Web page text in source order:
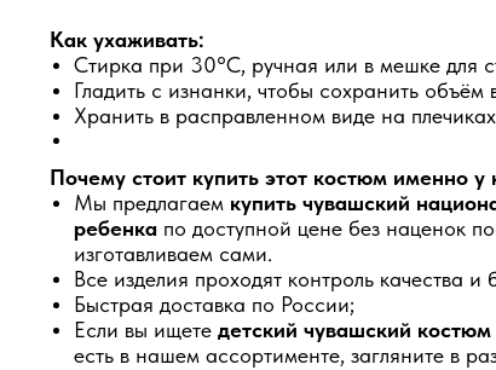
Как ухаживать:
Стирка при 30°C, ручная или в мешке для
Гладить с изнанки, чтобы сохранить объём
Хранить в расправленном виде на
Почему стоит купить этот костюм именно у
Мы предлагаем купить чувашский
ребенка по доступной цене без наценок
изготавливаем сами.
Все изделия проходят контроль качества и
Быстрая доставка по России;
Если вы ищете детский чувашский костюм
есть в нашем ассортименте, загляните в